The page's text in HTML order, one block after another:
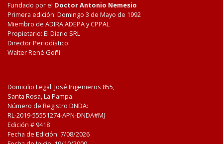
Fundado por el Doctor Antonio Nemesio
Primera edición: Domingo 3 de Mayo de 1992
Miembro de ADIRA,ADEPA y CPPAL
Propietario: El Diario SRL
Director Periodístico:
Walter René Goñi
Domicilio Legal: José Ingenieros 855,
Santa Rosa, La Pampa.
Número de Registro DNDA:
RL-2019-55551274-APN-DNDA#MJ
Edición # 9418
Fecha de Edición: 7/08/2026